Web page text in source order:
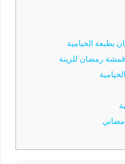
الخيامية
رمضان للزينة